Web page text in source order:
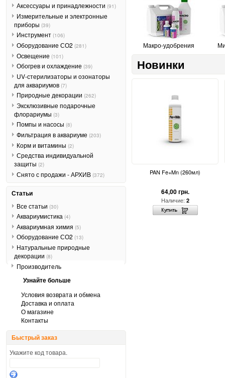
Макро-удобрения
Новинки
PAN Fe+Mn (260мл)
64,00 грн.
Наличие: 2
Аксессуары и принадлежности (91)
Измерительные и электронные
приборы (39)
Инструмент (106)
Оборудование СО2 (281)
Освещение (101)
Обогрев и охлаждение (39)
UV-стерилизаторы и озонаторы
для аквариумов (7)
Природные декорации (262)
Эксклюзивные подарочные
флорариумы (3)
Помпы и насосы (8)
Фильтрация в аквариуме (203)
Корм и витамины (2)
Средства индивидуальной
защиты (2)
Снято с продажи - АРХИВ (372)
Статьи
Все статьи (30)
Аквариумистика (4)
Аквариумная химия (5)
Оборудование СО2 (13)
Натуральные природные
декорации (8)
Производитель
Узнайте больше
Условия возврата и обмена
Доставка и оплата
О магазине
Контакты
Быстрый заказ
Укажите код товара.